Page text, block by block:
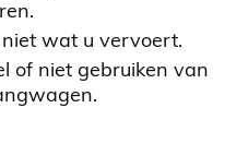
wat u vervoert.
of niet gebruiken van